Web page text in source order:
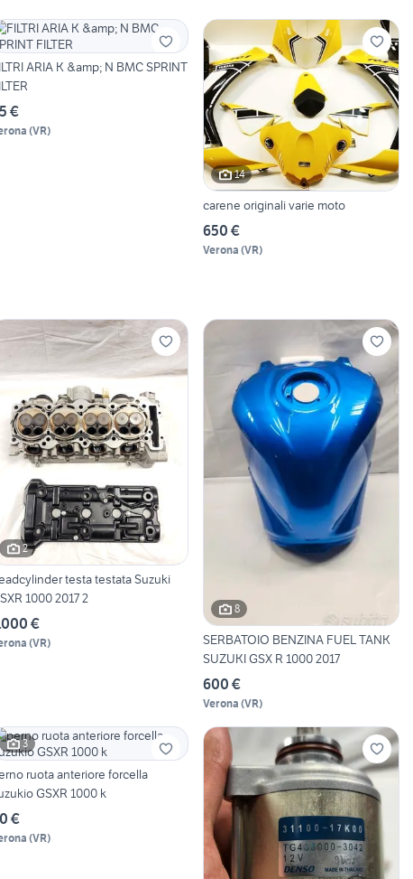
ARIA K &amp; N BMC SPRINT
€
(VR)
14
carene originali varie moto
650 €
Verona (VR)
2
testa testata Suzuki
1000 2017 2
€
(VR)
8
SERBATOIO BENZINA FUEL TANK
SUZUKI GSX R 1000 2017
600 €
Verona (VR)
3
ruota anteriore forcella
GSXR 1000 k
€
(VR)